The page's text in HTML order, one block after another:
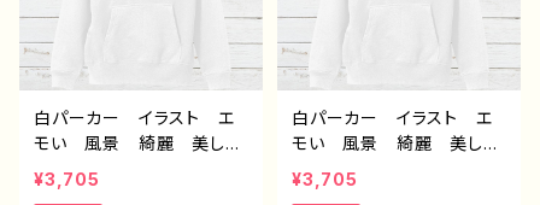
白パーカー イラスト エ
モい 風景 綺麗 美し
い 景色 おしゃれ 可愛
い女の子 メンズ レディ
¥3,705
白パーカー イラスト エ
モい 風景 綺麗 美し
い 景色 おしゃれ 可愛
い女の子 メンズ レディ
¥3,705